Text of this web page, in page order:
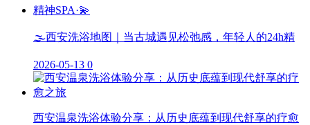
🌫️西安洗浴地图｜当古城遇见松弛感，年轻人的24h精
2026-05-13 0
西安温泉洗浴体验分享：从历史底蕴到现代舒享的疗愈